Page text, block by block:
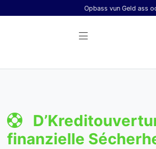
Opbass vun Geld ass
finanzielle